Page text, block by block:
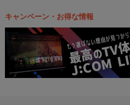
キャンペーン・お得な情報